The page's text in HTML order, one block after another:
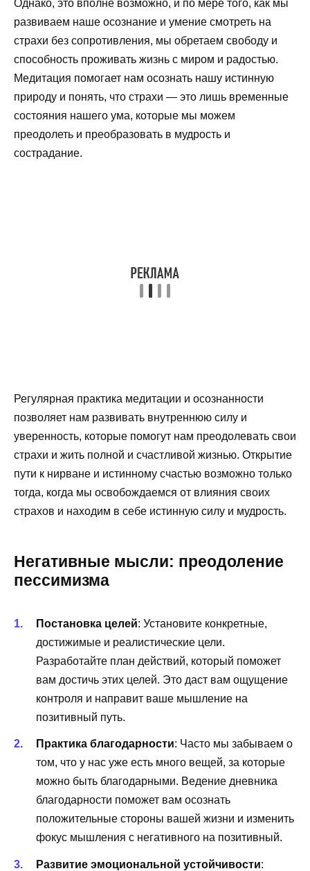
Однако, это вполне возможно, и по мере того, как мы
развиваем наше осознание и умение смотреть на
страхи без сопротивления, мы обретаем свободу и
способность проживать жизнь с миром и радостью.
Медитация помогает нам осознать нашу истинную
природу и понять, что страхи — это лишь временные
состояния нашего ума, которые мы можем
преодолеть и преобразовать в мудрость и
сострадание.
Регулярная практика медитации и осознанности
позволяет нам развивать внутреннюю силу и
уверенность, которые помогут нам преодолевать свои
страхи и жить полной и счастливой жизнью. Открытие
пути к нирване и истинному счастью возможно только
тогда, когда мы освобождаемся от влияния своих
страхов и находим в себе истинную силу и мудрость.
Негативные мысли: преодоление
пессимизма
Постановка целей: Установите конкретные,
достижимые и реалистические цели.
Разработайте план действий, который поможет
вам достичь этих целей. Это даст вам ощущение
контроля и направит ваше мышление на
позитивный путь.
Практика благодарности: Часто мы забываем о
том, что у нас уже есть много вещей, за которые
можно быть благодарными. Ведение дневника
благодарности поможет вам осознать
положительные стороны вашей жизни и изменить
фокус мышления с негативного на позитивный.
Развитие эмоциональной устойчивости: